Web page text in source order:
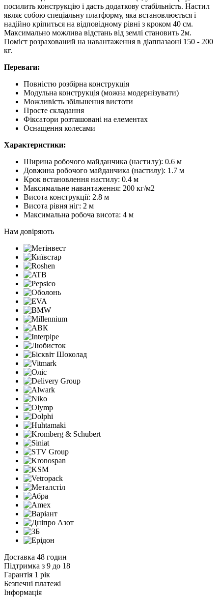
посилить конструкцію і дасть додаткову стабільність. Настил
являє собою спеціальну платформу, яка встановлюється і
надійно кріпиться на відповідному рівні з кроком 40 см.
Максимально можлива відстань від землі становить 2м.
Поміст розрахований на навантаження в діаппазаоні 150 - 200
кг.
Переваги:
Повністю розбірна конструкція
Модульна конструкція (можна модернізувати)
Можливість збільшення вистоти
Просте складання
Фіксатори розташовані на елементах
Оснащення колесами
Характеристики:
Ширина робочого майданчика (настилу): 0.6 м
Довжина робочого майданчика (настилу): 1.7 м
Крок встановлення настилу: 0.4 м
Максимальне навантаження: 200 кг/м2
Висота конструкції: 2.8 м
Висота рівня ніг: 2 м
Максимальна робоча висота: 4 м
Нам довіряють
Доставка 48 годин
Підтримка з 9 до 18
Гарантія 1 рік
Безпечні платежі
Інформація